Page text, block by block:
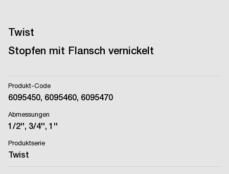
Twist
Stopfen mit Flansch vernickelt
Produkt-Code
6095450, 6095460, 6095470
Abmessungen
1/2'', 3/4'', 1''
Produktserie
Twist